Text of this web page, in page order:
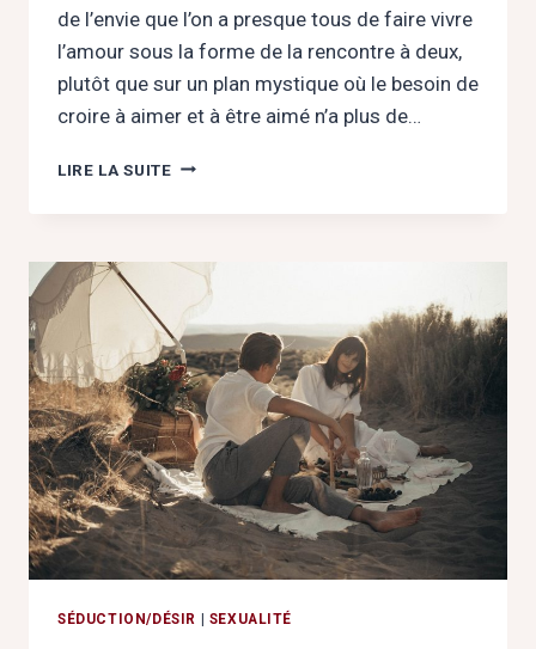
de l’envie que l’on a presque tous de faire vivre
l’amour sous la forme de la rencontre à deux,
plutôt que sur un plan mystique où le besoin de
croire à aimer et à être aimé n’a plus de…
LIRE LA SUITELE
PRINCESSE
RÊVES
VIENDRA
UN
JOUR…
SÉDUCTION/DÉSIR SEXUALITÉ